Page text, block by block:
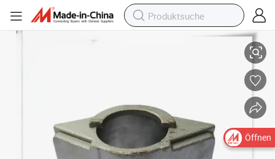
Formteil Standardversand Stahl Sicherheitscontainer feste
Öffnen